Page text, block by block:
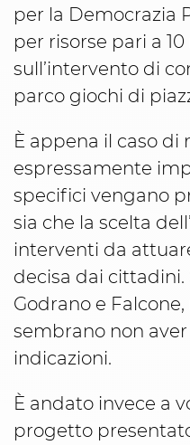
per la Democrazia
per risorse pari a
sull’intervento di
parco giochi di
È appena il caso di
espressamente
specifici vengano
sia che la scelta
interventi da
decisa dai cittadini.
Godrano e
sembrano non
indicazioni.
È andato invece a
progetto